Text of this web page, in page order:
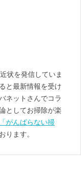
状を発信していま
と最新情報を受け
ネットさんでコラ
としてお掃除が楽
がんばらない掃
ります。